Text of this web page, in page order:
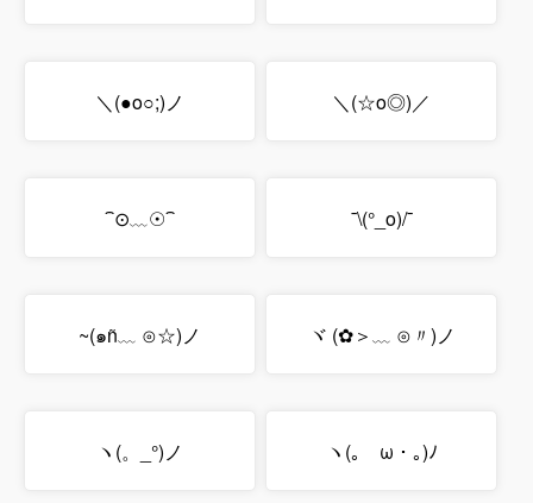
＼(●o○;)ノ ＼(☆o◎)／
⁀⊙﹏☉⁀ ¯\(°_o)/¯
~(๑ñ﹏ ⊙☆)ノ ヾ (✿＞﹏ ⊙〃)ノ
ヽ(。_°)ノ ヽ(｡ゝω・｡)ﾉ